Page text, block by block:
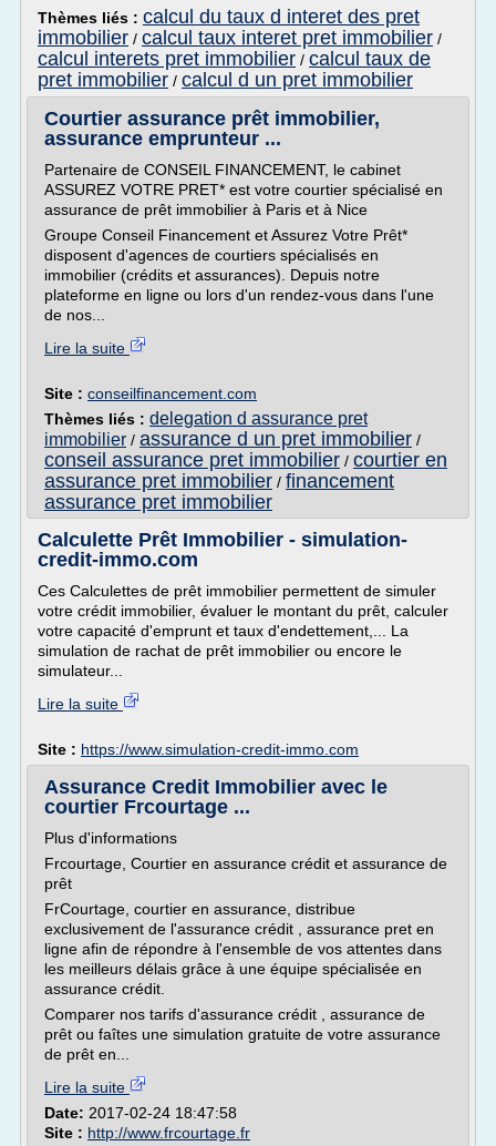
Thèmes liés : calcul du taux d interet des pret
immobilier / calcul taux interet pret immobilier /
calcul interets pret immobilier / calcul taux de
pret immobilier / calcul d un pret immobilier
Courtier assurance prêt immobilier,
assurance emprunteur ...
Partenaire de CONSEIL FINANCEMENT, le cabinet
ASSUREZ VOTRE PRET* est votre courtier spécialisé en
assurance de prêt immobilier à Paris et à Nice
Groupe Conseil Financement et Assurez Votre Prêt*
disposent d'agences de courtiers spécialisés en
immobilier (crédits et assurances). Depuis notre
plateforme en ligne ou lors d'un rendez-vous dans l'une
de nos...
Lire la suite
Site : conseilfinancement.com
Thèmes liés : delegation d assurance pret
immobilier / assurance d un pret immobilier /
conseil assurance pret immobilier / courtier en
assurance pret immobilier / financement
assurance pret immobilier
Calculette Prêt Immobilier - simulation-
credit-immo.com
Ces Calculettes de prêt immobilier permettent de simuler
votre crédit immobilier, évaluer le montant du prêt, calculer
votre capacité d'emprunt et taux d'endettement,... La
simulation de rachat de prêt immobilier ou encore le
simulateur...
Lire la suite
Site : https://www.simulation-credit-immo.com
Assurance Credit Immobilier avec le
courtier Frcourtage ...
Plus d'informations
Frcourtage, Courtier en assurance crédit et assurance de
prêt
FrCourtage, courtier en assurance, distribue
exclusivement de l'assurance crédit , assurance pret en
ligne afin de répondre à l'ensemble de vos attentes dans
les meilleurs délais grâce à une équipe spécialisée en
assurance crédit.
Comparer nos tarifs d'assurance crédit , assurance de
prêt ou faîtes une simulation gratuite de votre assurance
de prêt en...
Lire la suite
Date: 2017-02-24 18:47:58
Site : http://www.frcourtage.fr